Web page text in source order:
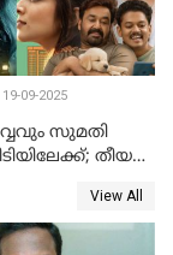
09-2025
സുമതി
തീയതി
View All